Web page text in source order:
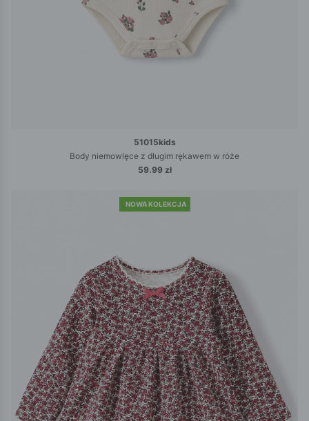
51015kids
Body niemowlęce z długim rękawem w róże
59.99 zł
NOWA KOLEKCJA